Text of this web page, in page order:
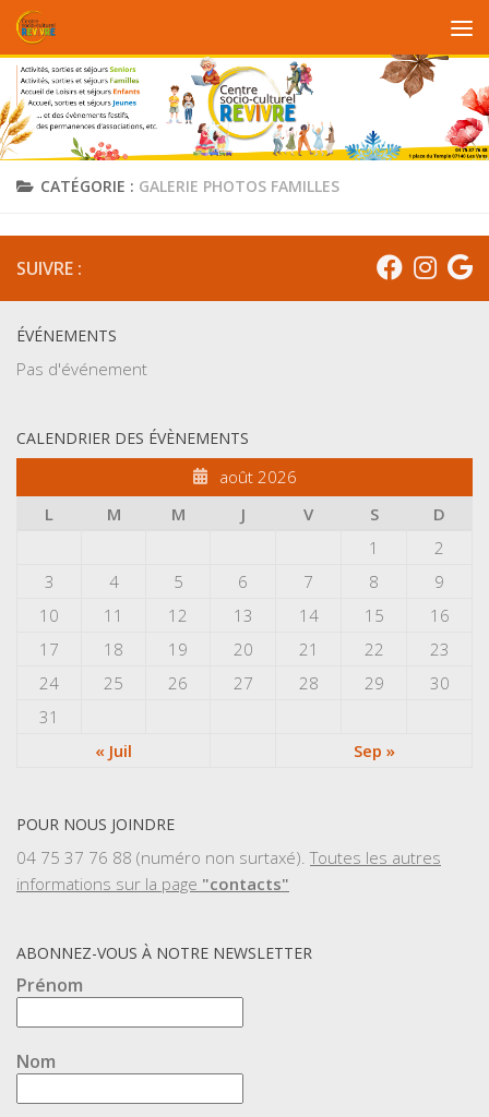
Au dessous du contenu
CATÉGORIE : GALERIE PHOTOS FAMILLES
SUIVRE :
ÉVÉNEMENTS
Pas d'événement
CALENDRIER DES ÉVÈNEMENTS
août 2026
L
M M J V S
D
1
2
3
4 5 6 7 8
9
10
11 12 13 14 15
16
17
18 19 20 21 22
23
24
25 26 27 28 29
30
31
« Juil
Sep »
POUR NOUS JOINDRE
04 75 37 76 88 (numéro non surtaxé).Toutes les autres
informations sur la page "contacts"
ABONNEZ-VOUS À NOTRE NEWSLETTER
Prénom
Nom